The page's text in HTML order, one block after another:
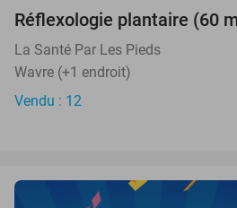
TODAY
Réflexologie plantaire (60
La Santé Par Les Pieds
Wavre (+1 endroit)
Vendu : 12